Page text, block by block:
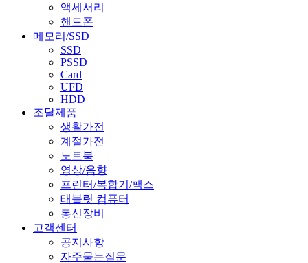
액세서리
핸드폰
메모리/SSD
SSD
PSSD
Card
UFD
HDD
조달제품
생활가전
계절가전
노트북
영상/음향
프린터/복합기/팩스
태블릿 컴퓨터
통신장비
고객센터
공지사항
자주묻는질문